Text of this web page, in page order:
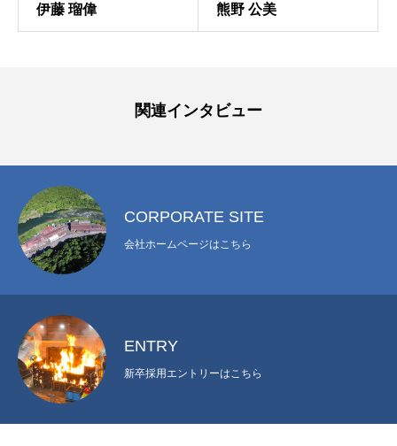
伊藤 瑠偉 熊野 公美
関連インタビュー
CORPORATE SITE
会社ホームページはこちら
ENTRY
新卒採用エントリーはこちら